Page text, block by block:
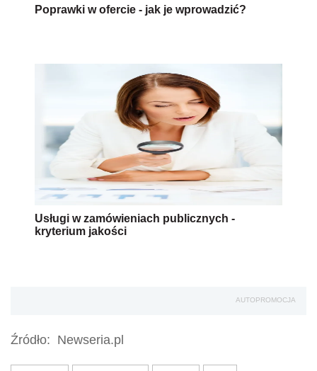
Poprawki w ofercie - jak je wprowadzić?
Usługi w zamówieniach publicznych -
kryterium jakości
AUTOPROMOCJA
Źródło: Newseria.pl